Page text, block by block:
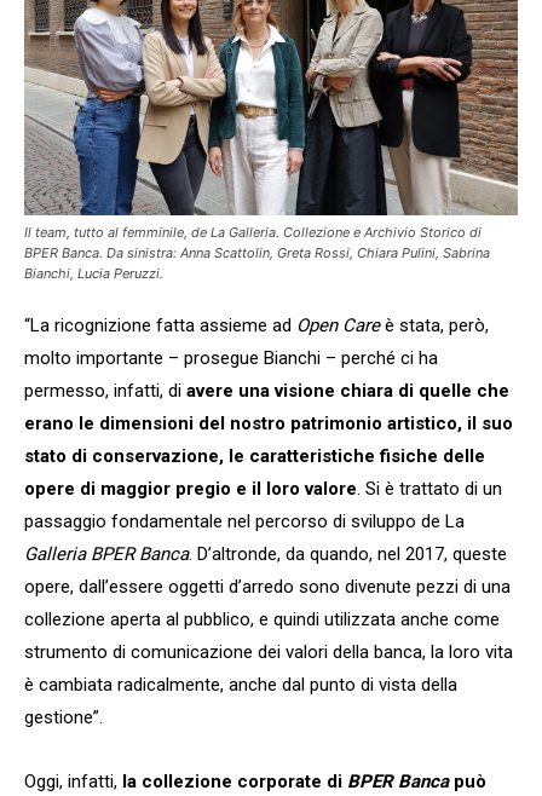
Il team, tutto al femminile, de La Galleria. Collezione e Archivio Storico di
BPER Banca. Da sinistra: Anna Scattolin, Greta Rossi, Chiara Pulini, Sabrina
Bianchi, Lucia Peruzzi.
“La ricognizione fatta assieme ad Open Careè stata, però,
molto importante – prosegue Bianchi – perché ci ha
permesso, infatti, di avere una visione chiara di quelle che
erano le dimensioni del nostro patrimonio artistico, il suo
stato di conservazione, le caratteristiche fisiche delle
opere di maggior pregio e il loro valore. Si è trattato di un
passaggio fondamentale nel percorso di sviluppo de La
Galleria BPER Banca. D’altronde, da quando, nel 2017, queste
opere, dall’essere oggetti d’arredo sono divenute pezzi di una
collezione aperta al pubblico, e quindi utilizzata anche come
strumento di comunicazione dei valori della banca, la loro vita
è cambiata radicalmente, anche dal punto di vista della
gestione”.
Oggi, infatti, la collezione corporate di BPER Bancapuò